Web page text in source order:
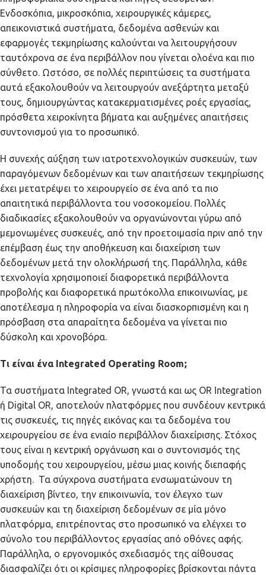
Ενδοσκόπια, μικροσκόπια, χειρουργικές κάμερες,
απεικονιστικά συστήματα, δεδομένα ασθενών και
εφαρμογές τεκμηρίωσης καλούνται να λειτουργήσουν
ταυτόχρονα σε ένα περιβάλλον που γίνεται ολοένα και πιο
σύνθετο. Ωστόσο, σε πολλές περιπτώσεις τα συστήματα
αυτά εξακολουθούν να λειτουργούν ανεξάρτητα μεταξύ
τους, δημιουργώντας κατακερματισμένες ροές εργασίας,
πρόσθετα χειροκίνητα βήματα και αυξημένες απαιτήσεις
συντονισμού για το προσωπικό.
Η συνεχής αύξηση των ιατροτεχνολογικών συσκευών, των
παραγόμενων δεδομένων και των απαιτήσεων τεκμηρίωσης
έχει μετατρέψει το χειρουργείο σε ένα από τα πιο
απαιτητικά περιβάλλοντα του νοσοκομείου. Πολλές
διαδικασίες εξακολουθούν να οργανώνονται γύρω από
μεμονωμένες συσκευές, από την προετοιμασία πριν από την
επέμβαση έως την αποθήκευση και διαχείριση των
δεδομένων μετά την ολοκλήρωσή της. Παράλληλα, κάθε
τεχνολογία χρησιμοποιεί διαφορετικά περιβάλλοντα
προβολής και διαφορετικά πρωτόκολλα επικοινωνίας, με
αποτέλεσμα η πληροφορία να είναι διασκορπισμένη και η
πρόσβαση στα απαραίτητα δεδομένα να γίνεται πιο
δύσκολη και χρονοβόρα.
Τι είναι ένα Integrated Operating Room;
Τα συστήματα Integrated OR, γνωστά και ως OR Integration
ή Digital OR, αποτελούν πλατφόρμες που συνδέουν κεντρικά
τις συσκευές, τις πηγές εικόνας και τα δεδομένα του
χειρουργείου σε ένα ενιαίο περιβάλλον διαχείρισης. Στόχος
τους είναι η κεντρική οργάνωση και ο συντονισμός της
υποδομής του χειρουργείου, μέσω μιας κοινής διεπαφής
χρήστη. Τα σύγχρονα συστήματα ενσωματώνουν τη
διαχείριση βίντεο, την επικοινωνία, τον έλεγχο των
συσκευών και τη διαχείριση δεδομένων σε μία μόνο
πλατφόρμα, επιτρέποντας στο προσωπικό να ελέγχει το
σύνολο του περιβάλλοντος εργασίας από οθόνες αφής.
Παράλληλα, ο εργονομικός σχεδιασμός της αίθουσας
διασφαλίζει ότι οι κρίσιμες πληροφορίες βρίσκονται πάντα